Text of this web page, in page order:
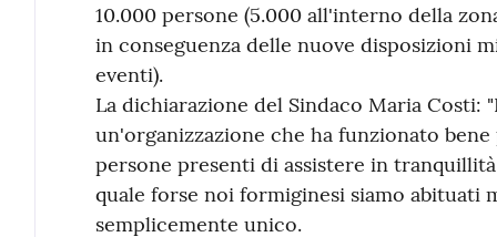
10.000 persone (5.000 all'interno della
in conseguenza delle nuove disposizioni
eventi).
La dichiarazione del Sindaco Maria Costi:
un'organizzazione che ha funzionato
persone presenti di assistere in
quale forse noi formiginesi siamo abituati
semplicemente unico.